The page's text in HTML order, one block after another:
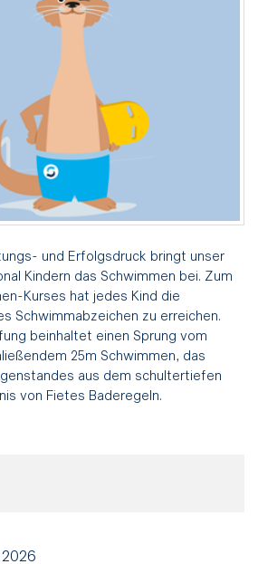
und Erfolgsdruck bringt unser
Kindern das Schwimmen bei. Zum
Kurses hat jedes Kind die
Schwimmabzeichen zu erreichen.
beinhaltet einen Sprung vom
25m Schwimmen, das
aus dem schultertiefen
von Fietes Baderegeln.